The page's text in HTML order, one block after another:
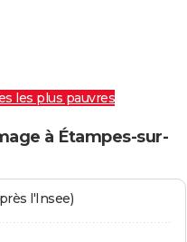
les plus pauvres
à Étampes-sur-
l'Insee)